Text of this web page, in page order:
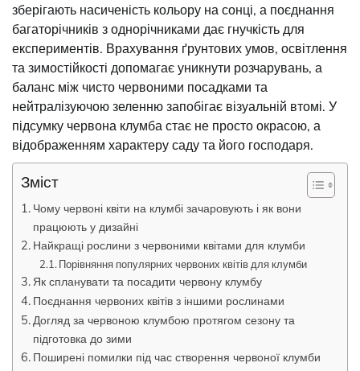
зберігають насиченість кольору на сонці, а поєднання
багаторічників з однорічниками дає гнучкість для
експериментів. Врахування ґрунтових умов, освітлення
та зимостійкості допомагає уникнути розчарувань, а
баланс між чисто червоними посадками та
нейтралізуючою зеленню запобігає візуальній втомі. У
підсумку червона клумба стає не просто окрасою, а
відображенням характеру саду та його господаря.
Зміст
Чому червоні квіти на клумбі зачаровують і як вони
працюють у дизайні
Найкращі рослини з червоними квітами для клумби
Порівняння популярних червоних квітів для клумби
Як спланувати та посадити червону клумбу
Поєднання червоних квітів з іншими рослинами
Догляд за червоною клумбою протягом сезону та
підготовка до зими
Поширені помилки під час створення червоної клумби